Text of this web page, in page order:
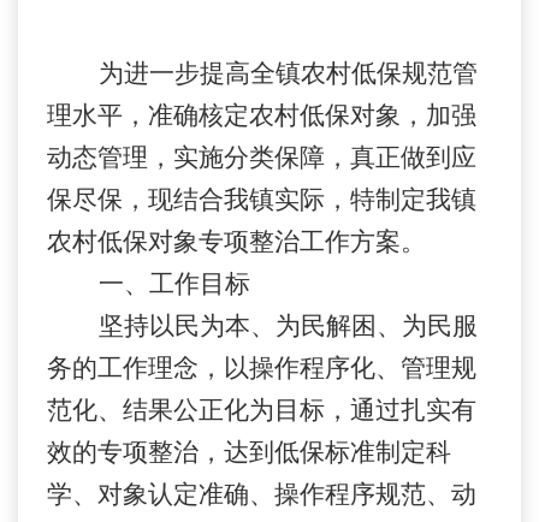
为进一步提高全镇农村低保规范管
理水平，准确核定农村低保对象，加强
动态管理，实施分类保障，真正做到应
保尽保，现结合我镇实际，特制定我镇
农村低保对象专项整治工作方案。
一、工作目标
坚持以民为本、为民解困、为民服
务的工作理念，以操作程序化、管理规
范化、结果公正化为目标，通过扎实有
效的专项整治，达到低保标准制定科
学、对象认定准确、操作程序规范、动